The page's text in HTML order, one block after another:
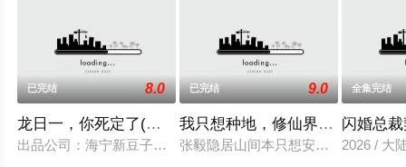
已完结 8.0
龙日一，你死定了(短剧)
出品公司：海宁新豆子影视传媒有限公司、北京九和龙胜文化
已完结 9.0
我只想种地，修仙界却奉我为神
张毅隐居山间本只想安静度日，直到
全集完结
闪婚总
2026 / 大